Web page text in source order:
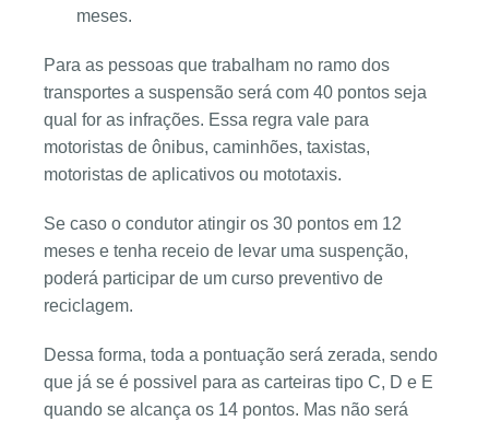
meses.
Para as pessoas que trabalham no ramo dos
transportes a suspensão será com 40 pontos seja
qual for as infrações. Essa regra vale para
motoristas de ônibus, caminhões, taxistas,
motoristas de aplicativos ou mototaxis.
Se caso o condutor atingir os 30 pontos em 12
meses e tenha receio de levar uma suspenção,
poderá participar de um curso preventivo de
reciclagem.
Dessa forma, toda a pontuação será zerada, sendo
que já se é possivel para as carteiras tipo C, D e E
quando se alcança os 14 pontos. Mas não será